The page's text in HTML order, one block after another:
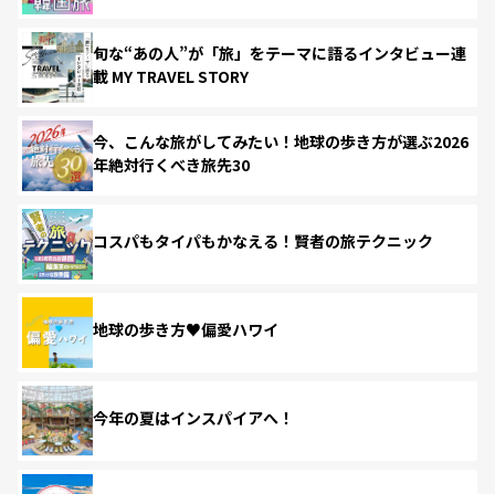
旬な“あの人”が「旅」をテーマに語るインタビュー連
載 MY TRAVEL STORY
今、こんな旅がしてみたい！地球の歩き方が選ぶ2026
年絶対行くべき旅先30
コスパもタイパもかなえる！賢者の旅テクニック
地球の歩き方♥偏愛ハワイ
今年の夏はインスパイアへ！